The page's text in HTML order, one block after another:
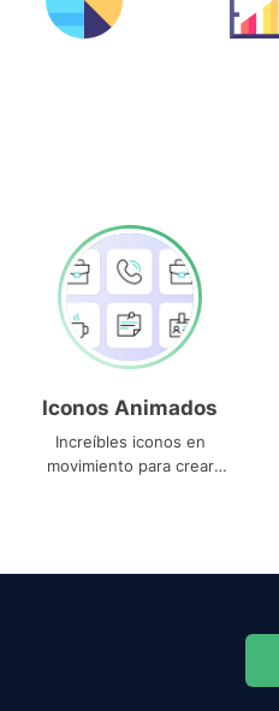
Iconos Animados
Increíbles iconos en
movimiento para crear